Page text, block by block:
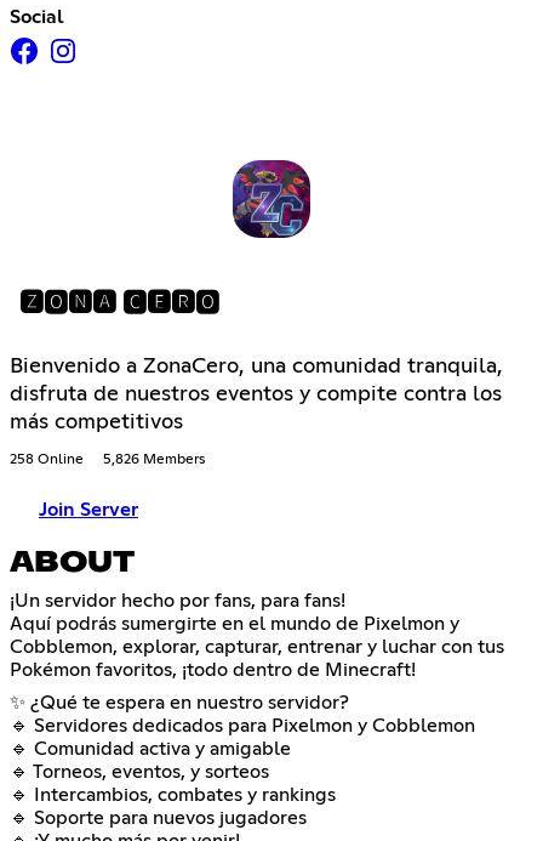
Social
🆉🅾🅽🅰 🅲🅴🆁🅾
Bienvenido a ZonaCero, una comunidad tranquila,
disfruta de nuestros eventos y compite contra los
más competitivos
258 Online 5,826 Members
Join Server
ABOUT
¡Un servidor hecho por fans, para fans!
Aquí podrás sumergirte en el mundo de Pixelmon y
Cobblemon, explorar, capturar, entrenar y luchar con tus
Pokémon favoritos, ¡todo dentro de Minecraft!
✨ ¿Qué te espera en nuestro servidor?
🔹 Servidores dedicados para Pixelmon y Cobblemon
🔹 Comunidad activa y amigable
🔹 Torneos, eventos, y sorteos
🔹 Intercambios, combates y rankings
🔹 Soporte para nuevos jugadores